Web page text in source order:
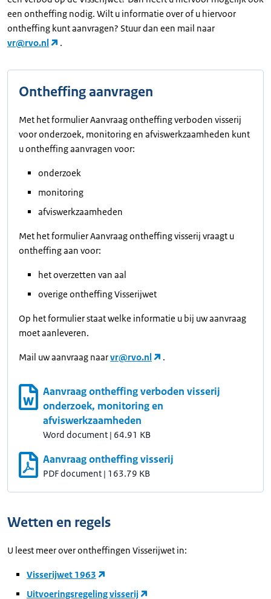
een ontheffing nodig. Wilt u informatie over of u hiervoor
ontheffing kunt aanvragen? Stuur dan een mail naar
vr@rvo.nl
.
Ontheffing aanvragen
Met het formulier Aanvraag ontheffing verboden visserij
voor onderzoek, monitoring en afviswerkzaamheden kunt
u ontheffing aanvragen voor:
onderzoek
monitoring
afviswerkzaamheden
Met het formulier Aanvraag ontheffing visserij vraagt u
ontheffing aan voor:
het overzetten van aal
overige ontheffing Visserijwet
Op het formulier staat welke informatie u bij uw aanvraag
moet aanleveren.
Mail uw aanvraag naarvr@rvo.nl .
Aanvraag ontheffing verboden visserij
onderzoek, monitoring en
afviswerkzaamheden
Word document | 64.91 KB
Aanvraag ontheffing visserij
PDF document | 163.79 KB
Wetten en regels
U leest meer over ontheffingen Visserijwet in:
Visserijwet 1963
Uitvoeringsregeling visserij